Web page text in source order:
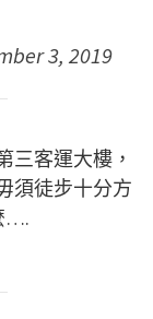
3, 2019
三客運大樓，
須徒步十分方
….